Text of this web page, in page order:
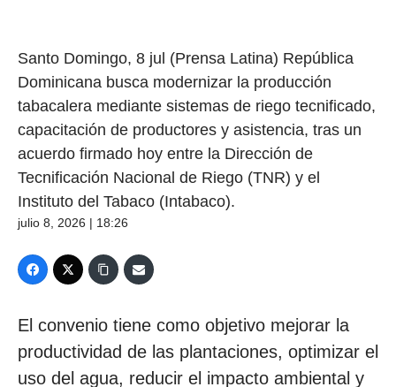
Santo Domingo, 8 jul (Prensa Latina) República
Dominicana busca modernizar la producción
tabacalera mediante sistemas de riego tecnificado,
capacitación de productores y asistencia, tras un
acuerdo firmado hoy entre la Dirección de
Tecnificación Nacional de Riego (TNR) y el
Instituto del Tabaco (Intabaco).
julio 8, 2026 | 18:26
El convenio tiene como objetivo mejorar la
productividad de las plantaciones, optimizar el
uso del agua, reducir el impacto ambiental y